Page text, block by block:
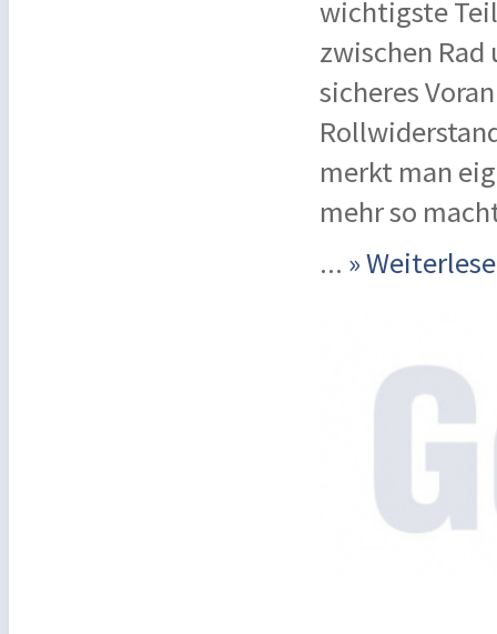
wichtigste
zwischen
sicheres
merkt man
mehr so
... »